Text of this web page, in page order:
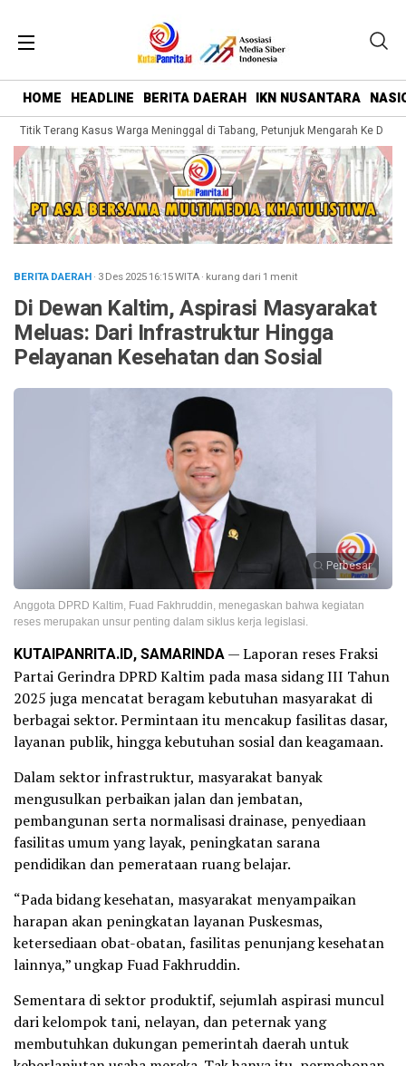
HOME HEADLINE BERITA DAERAH IKN NUSANTARA
Titik Terang Kasus Warga Meninggal di Tabang, Petunjuk Mengarah Ke
BERITA DAERAH· 3 Des 202516:15WITA· kurang dari 1 menit
Di Dewan Kaltim, Aspirasi Masyarakat
Meluas: Dari Infrastruktur Hingga
Pelayanan Kesehatan dan Sosial
Perbesar
Anggota DPRD Kaltim, Fuad Fakhruddin, menegaskan bahwa kegiatan
reses merupakan unsur penting dalam siklus kerja legislasi.
KUTAIPANRITA.ID, SAMARINDA— Laporan reses Fraksi
Partai Gerindra DPRD Kaltim pada masa sidang III Tahun
2025 juga mencatat beragam kebutuhan masyarakat di
berbagai sektor. Permintaan itu mencakup fasilitas dasar,
layanan publik, hingga kebutuhan sosial dan keagamaan.
Dalam sektor infrastruktur, masyarakat banyak
mengusulkan perbaikan jalan dan jembatan,
pembangunan serta normalisasi drainase, penyediaan
fasilitas umum yang layak, peningkatan sarana
pendidikan dan pemerataan ruang belajar.
“Pada bidang kesehatan, masyarakat menyampaikan
harapan akan peningkatan layanan Puskesmas,
ketersediaan obat-obatan, fasilitas penunjang kesehatan
lainnya,” ungkap Fuad Fakhruddin.
Sementara di sektor produktif, sejumlah aspirasi muncul
dari kelompok tani, nelayan, dan peternak yang
membutuhkan dukungan pemerintah daerah untuk